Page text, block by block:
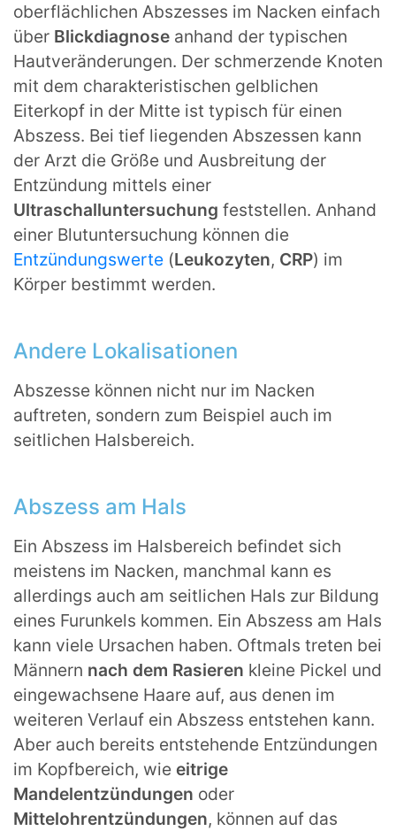
oberflächlichen Abszesses im Nacken einfach
über Blickdiagnose anhand der typischen
Hautveränderungen. Der schmerzende Knoten
mit dem charakteristischen gelblichen
Eiterkopf in der Mitte ist typisch für einen
Abszess. Bei tief liegenden Abszessen kann
der Arzt die Größe und Ausbreitung der
Entzündung mittels einer
Ultraschalluntersuchung feststellen. Anhand
einer Blutuntersuchung können die
Entzündungswerte (Leukozyten, CRP) im
Körper bestimmt werden.
Andere Lokalisationen
Abszesse können nicht nur im Nacken
auftreten, sondern zum Beispiel auch im
seitlichen Halsbereich.
Abszess am Hals
Ein Abszess im Halsbereich befindet sich
meistens im Nacken, manchmal kann es
allerdings auch am seitlichen Hals zur Bildung
eines Furunkels kommen. Ein Abszess am Hals
kann viele Ursachen haben. Oftmals treten bei
Männern nach dem Rasieren kleine Pickel und
eingewachsene Haare auf, aus denen im
weiteren Verlauf ein Abszess entstehen kann.
Aber auch bereits entstehende Entzündungen
im Kopfbereich, wie eitrige
Mandelentzündungen oder
Mittelohrentzündungen, können auf das